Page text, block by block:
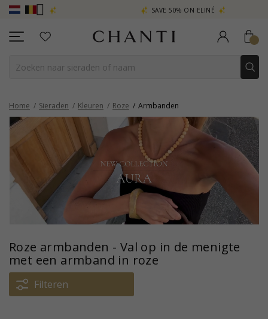
SAVE 50% ON ELINÉ
Home Sieraden Kleuren Roze Armbanden
Roze armbanden - Val op in de menigte
met een armband in roze
Filteren